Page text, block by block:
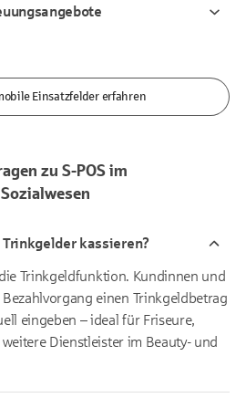
Einsatzfelder erfahren
zu S-POS im
Trinkgelder kassieren?
Trinkgeldfunktion. Kundinnen und
einen Trinkgeldbetrag
eingeben – ideal für Friseure,
Dienstleister im Beauty- und